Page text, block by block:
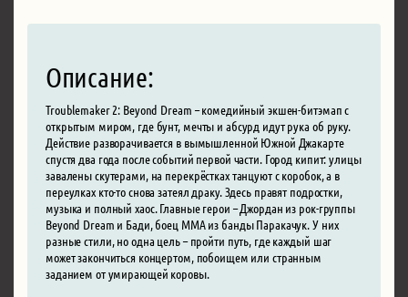
Описание:
Troublemaker 2: Beyond Dream – комедийный экшен-битэмап с
открытым миром, где бунт, мечты и абсурд идут рука об руку.
Действие разворачивается в вымышленной Южной Джакарте
спустя два года после событий первой части. Город кипит: улицы
завалены скутерами, на перекрёстках танцуют с коробок, а в
переулках кто-то снова затеял драку. Здесь правят подростки,
музыка и полный хаос. Главные герои – Джордан из рок-группы
Beyond Dream и Бади, боец ММА из банды Паракачук. У них
разные стили, но одна цель – пройти путь, где каждый шаг
может закончиться концертом, побоищем или странным
заданием от умирающей коровы.